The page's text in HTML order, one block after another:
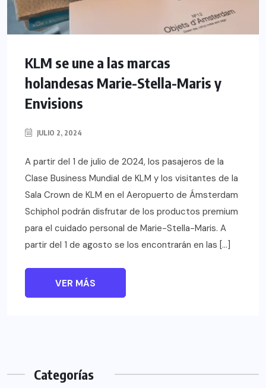
KLM se une a las marcas
holandesas Marie-Stella-Maris y
Envisions
JULIO 2, 2024
A partir del 1 de julio de 2024, los pasajeros de la
Clase Business Mundial de KLM y los visitantes de la
Sala Crown de KLM en el Aeropuerto de Ámsterdam
Schiphol podrán disfrutar de los productos premium
para el cuidado personal de Marie-Stella-Maris. A
partir del 1 de agosto se los encontrarán en las […]
VER MÁS
Categorías